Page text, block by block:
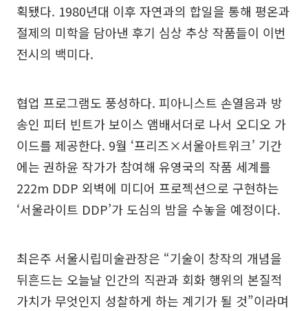
획됐다. 1980년대 이후 자연과의 합일을 통해 평온과
절제의 미학을 담아낸 후기 심상 추상 작품들이 이번
전시의 백미다.
협업 프로그램도 풍성하다. 피아니스트 손열음과 방
송인 피터 빈트가 보이스 앰배서더로 나서 오디오 가
이드를 제공한다. 9월 ‘프리즈×서울아트위크’ 기간
에는 권하윤 작가가 참여해 유영국의 작품 세계를
222m DDP 외벽에 미디어 프로젝션으로 구현하는
‘서울라이트 DDP’가 도심의 밤을 수놓을 예정이다.
최은주 서울시립미술관장은 “기술이 창작의 개념을
뒤흔드는 오늘날 인간의 직관과 회화 행위의 본질적
가치가 무엇인지 성찰하게 하는 계기가 될 것”이라며